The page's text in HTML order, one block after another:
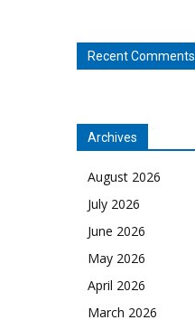
Recent Comments
Archives
August 2026
July 2026
June 2026
May 2026
April 2026
March 2026